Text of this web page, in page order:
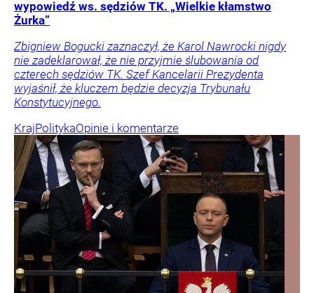
wypowiedź ws. sędziów TK. „Wielkie kłamstwo
Żurka”
Zbigniew Bogucki zaznaczył, że Karol Nawrocki nigdy
nie zadeklarował, że nie przyjmie ślubowania od
czterech sędziów TK. Szef Kancelarii Prezydenta
wyjaśnił, że kluczem będzie decyzja Trybunału
Konstytucyjnego.
KrajPolitykaOpinie i komentarze